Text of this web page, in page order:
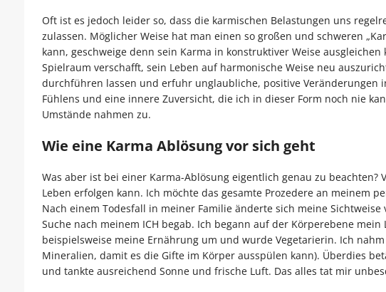
Oft ist es jedoch leider so, dass die karmischen Belastungen uns
zulassen. Möglicher Weise hat man einen so großen und schweren
kann, geschweige denn sein Karma in konstruktiver Weise
Spielraum verschafft, sein Leben auf harmonische Weise neu
durchführen lassen und erfuhr unglaubliche, positive Veränderungen
Fühlens und eine innere Zuversicht, die ich in dieser Form noch nie
Umstände nahmen zu.
Wie eine Karma Ablösung vor sich geht
Was aber ist bei einer Karma-Ablösung eigentlich genau zu
Leben erfolgen kann. Ich möchte das gesamte Prozedere an meinem
Nach einem Todesfall in meiner Familie änderte sich meine
Suche nach meinem ICH begab. Ich begann auf der Körperebene
beispielsweise meine Ernährung um und wurde Vegetarierin. Ich
Mineralien, damit es die Gifte im Körper ausspülen kann). Überdies
und tankte ausreichend Sonne und frische Luft. Das alles tat mir